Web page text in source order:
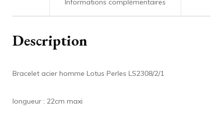
Informations complémentaires
Description
Bracelet acier homme Lotus Perles LS2308/2/1
longueur : 22cm maxi